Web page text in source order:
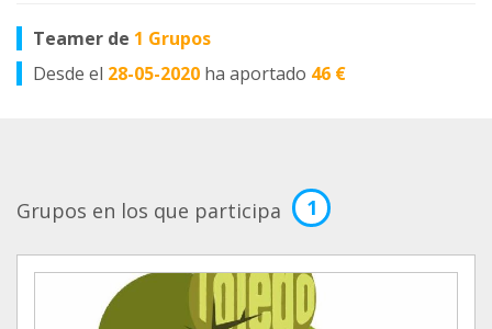
Teamer de 1 Grupos
Desde el 28-05-2020 ha aportado 46 €
Grupos en los que participa 1